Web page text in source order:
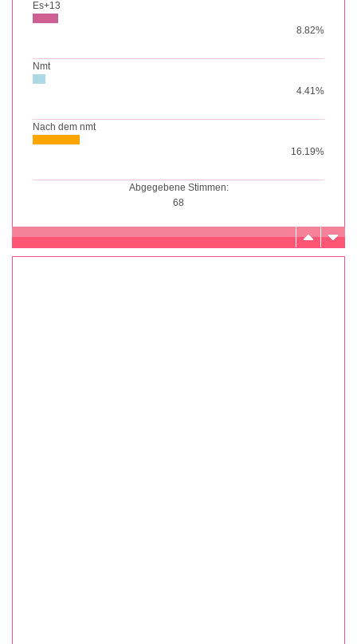
Es+13
8.82%
Nmt
4.41%
Nach dem nmt
16.19%
Abgegebene Stimmen:
68